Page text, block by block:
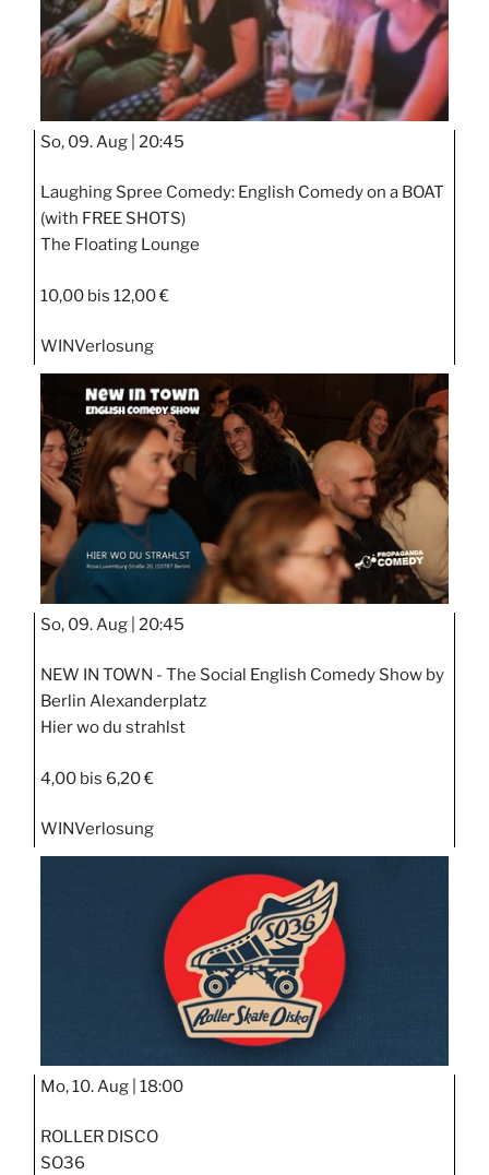
So, 09. Aug | 20:45
Laughing Spree Comedy: English Comedy on a BOAT
(with FREE SHOTS)
The Floating Lounge
10,00 bis 12,00 €
WINVerlosung
So, 09. Aug | 20:45
NEW IN TOWN - The Social English Comedy Show by
Berlin Alexanderplatz
Hier wo du strahlst
4,00 bis 6,20 €
WINVerlosung
Mo, 10. Aug | 18:00
ROLLER DISCO
SO36